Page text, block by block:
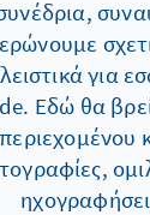
για
Εδώ θα